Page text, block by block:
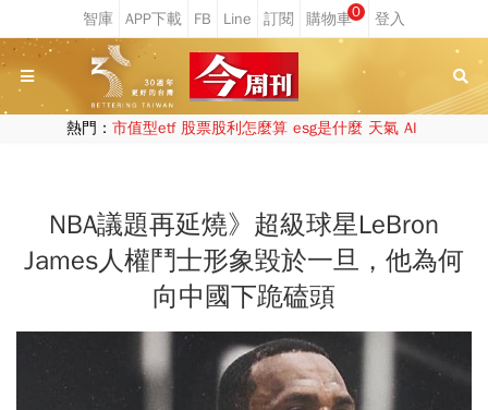
0
熱門： 市值型etf 股票股利怎麼算 esg是什麼 天氣 AI
NBA議題再延燒》超級球星LeBron
James人權鬥士形象毀於一旦，他為何
向中國下跪磕頭